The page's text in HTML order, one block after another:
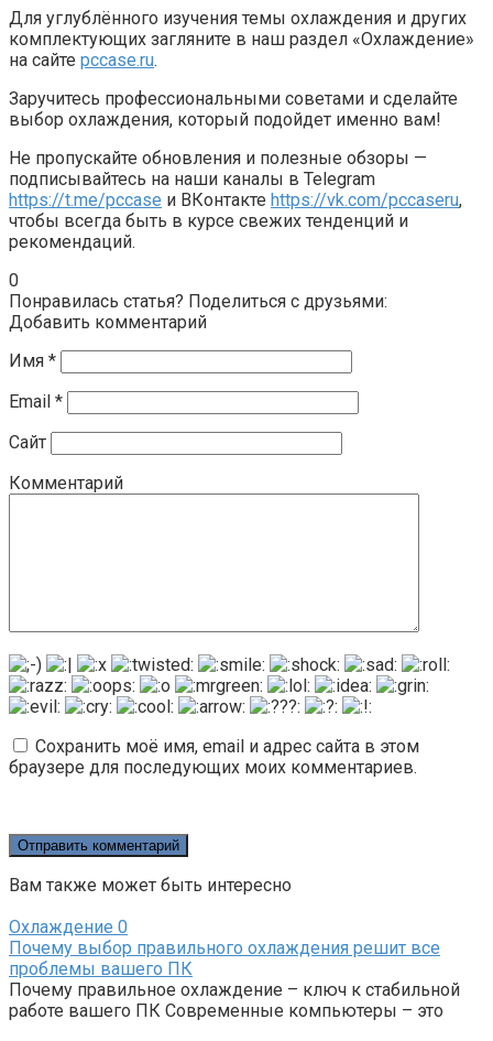
Для углублённого изучения темы охлаждения и других
комплектующих загляните в наш раздел «Охлаждение»
на сайте pccase.ru.
Заручитесь профессиональными советами и сделайте
выбор охлаждения, который подойдет именно вам!
Не пропускайте обновления и полезные обзоры —
подписывайтесь на наши каналы в Telegram
https://t.me/pccase и ВКонтакте https://vk.com/pccaseru,
чтобы всегда быть в курсе свежих тенденций и
рекомендаций.
0
Понравилась статья? Поделиться с друзьями:
Добавить комментарий
Имя *
Email *
Сайт
Комментарий
Сохранить моё имя, email и адрес сайта в этом
браузере для последующих моих комментариев.
Вам также может быть интересно
Охлаждение 0
Почему выбор правильного охлаждения решит все
проблемы вашего ПК
Почему правильное охлаждение – ключ к стабильной
работе вашего ПК Современные компьютеры – это